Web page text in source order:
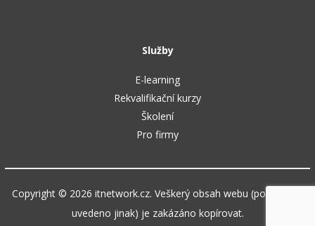
Služby
E-learning
Rekvalifikační kurzy
Školení
Pro firmy
Copyright © 2026 itnetwork.cz. Veškerý obsah webu (pokud není
uvedeno jinak) je zakázáno kopírovat.